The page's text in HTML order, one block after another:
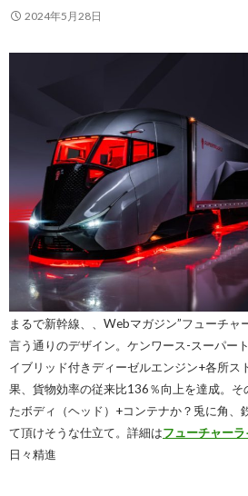
2024年5月28日
まるで新幹線、、Webマガジン”フューチャ
言う通りのデザイン。ケンワース-スーパー
イブリッド付きディーゼルエンジン+各所ス
果、貨物効率の従来比136％向上を達成。そ
たボディ（ヘッド）+コンテナか？兎に角、
て頂けそうな仕立て。詳細はフューチャーラ
日々精進